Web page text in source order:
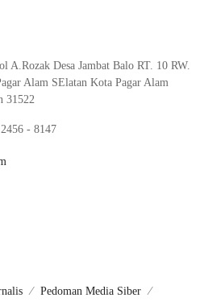
A.Rozak Desa Jambat Balo RT. 10 RW.
Alam SElatan Kota Pagar Alam
31522
- 8147
Pedoman Media Siber